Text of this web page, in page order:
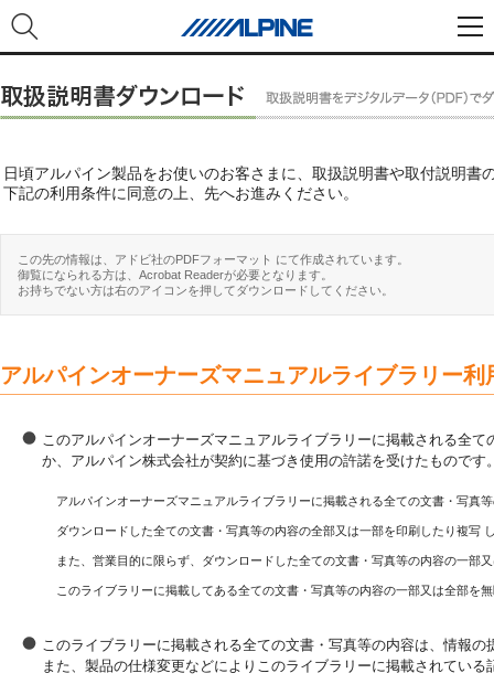
日頃アルパイン製品をお使いのお客さまに、取扱説明書や取付説明書
下記の利用条件に同意の上、先へお進みください。
この先の情報は、アドビ社のPDFフォーマット にて作成されています。
御覧になられる方は、Acrobat Readerが必要となります。
お持ちでない方は右のアイコンを押してダウンロードしてください。
アルパインオーナーズマニュアルライブラリー利
このアルパインオーナーズマニュアルライブラリーに掲載される全
か、アルパイン株式会社が契約に基づき使用の許諾を受けたもので
アルパインオーナーズマニュアルライブラリーに掲載される全ての文書・写真
ダウンロードした全ての文書・写真等の内容の全部又は一部を印刷したり複写
また、営業目的に限らず、ダウンロードした全ての文書・写真等の内容の一
このライブラリーに掲載してある全ての文書・写真等の内容の一部又は全部を
このライブラリーに掲載される全ての文書・写真等の内容は、情報
また、製品の仕様変更などによりこのライブラリーに掲載されてい